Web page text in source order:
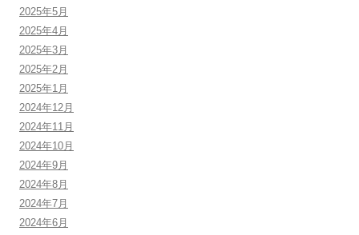
2025年5月
2025年4月
2025年3月
2025年2月
2025年1月
2024年12月
2024年11月
2024年10月
2024年9月
2024年8月
2024年7月
2024年6月